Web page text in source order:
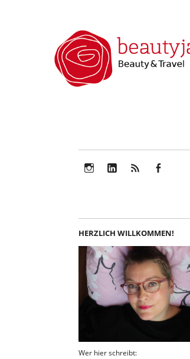
HERZLICH WILLKOMMEN!
Wer hier schreibt: